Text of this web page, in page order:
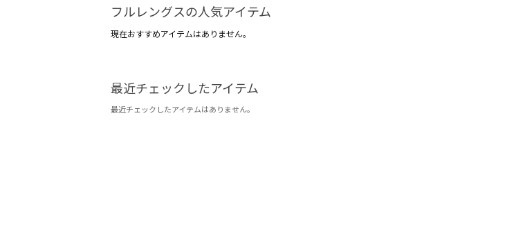
フルレングスの人気アイテム
現在おすすめアイテムはありません。
最近チェックしたアイテム
最近チェックしたアイテムはありません。